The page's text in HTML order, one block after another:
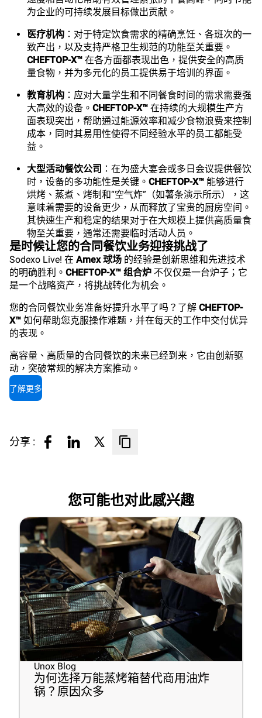
为企业的可持续发展目标做出贡献。
医疗机构 ：对于特定饮食需求的精确烹饪、各班次的一
致产出，以及支持严格卫生规范的功能至关重要。
CHEFTOP-X™ 在各方面都表现出色，提供安全的高质
量食物，并为多元化的员工提供易于培训的界面。
教育机构 ：应对大量学生和不同餐食时间的需求需要强
大高效的设备。 CHEFTOP-X™ 在持续的大规模生产方
面表现突出，帮助通过能源效率和减少食物浪费来控制
成本，同时其易用性使得不同经验水平的员工都能受
益。
大型活动餐饮公司 ：在为盛大宴会或多日会议提供餐饮
时，设备的多功能性是关键。 CHEFTOP-X™ 能够进行
烘烤、蒸煮、烤制和“空气炸”（如薯条演示所示），这
意味着需要的设备更少，从而释放了宝贵的厨房空间。
其快速生产和稳定的结果对于在大规模上提供高质量食
物至关重要，通常还需要临时活动人员。
是时候让您的合同餐饮业务迎接挑战了
Sodexo Live! 在 Amex 球场 的经验是创新思维和先进技术
的明确胜利。 CHEFTOP-X™ 组合炉 不仅仅是一台炉子；它
是一个战略资产，将挑战转化为机会。
您的合同餐饮业务准备好提升水平了吗？了解 CHEFTOP-
X™ 如何帮助您克服操作难题，并在每天的工作中交付优异
的表现。
高容量、高质量的合同餐饮的未来已经到来，它由创新驱
动，突破常规的解决方案推动。
了解更多
分享 :
您可能也对此感兴趣
Unox Blog
为何选择万能蒸烤箱替代商用油炸
锅？原因众多